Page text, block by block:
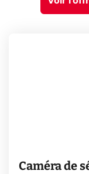
Caméra de